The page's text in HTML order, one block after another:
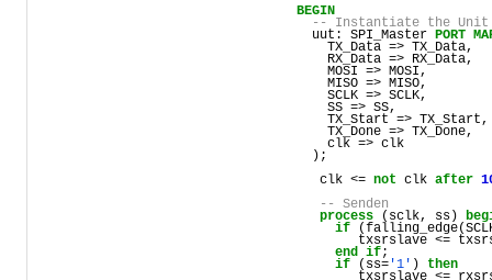
BEGIN
-- Instantiate the Unit
uut : SPI_Master PORT
TX_Data => TX_Data,
RX_Data => RX_Data,
MOSI => MOSI ,
MISO => MISO,
SCLK => SCLK,
SS => SS,
TX_Start => TX_Start ,
TX_Done => TX_Done,
clk => clk
  );
clk <= not clk after
-- Senden
process ( sclk, ss )
if (falling_edge(
txsrslave <=
end
if;
if ( ss= '1' ) then
txsrslave <=